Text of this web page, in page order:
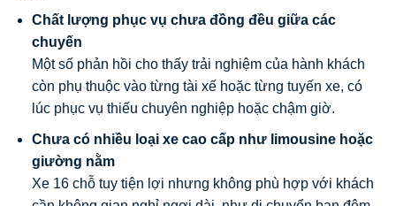
Chất lượng phục vụ chưa đồng đều giữa các
chuyến
Một số phản hồi cho thấy trải nghiệm của hành khách
còn phụ thuộc vào từng tài xế hoặc từng tuyến xe, có
lúc phục vụ thiếu chuyên nghiệp hoặc chậm giờ.
Chưa có nhiều loại xe cao cấp như limousine hoặc
giường nằm
Xe 16 chỗ tuy tiện lợi nhưng không phù hợp với khách